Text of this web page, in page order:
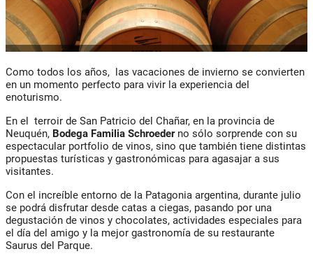
Como todos los años, las vacaciones de invierno se convierten
en un momento perfecto para vivir la experiencia del
enoturismo.
En el terroir de San Patricio del Chañar, en la provincia de
Neuquén, Bodega Familia Schroederno sólo sorprende con su
espectacular portfolio de vinos, sino que también tiene distintas
propuestas turísticas y gastronómicas para agasajar a sus
visitantes.
Con el increíble entorno de la Patagonia argentina, durante julio
se podrá disfrutar desde catas a ciegas, pasando por una
degustación de vinos y chocolates, actividades especiales para
el día del amigo y la mejor gastronomía de su restaurante
Saurus del Parque.